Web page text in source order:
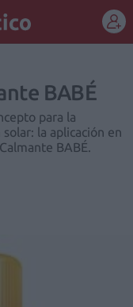
BABÉ
para la
la aplicación en
BABÉ.